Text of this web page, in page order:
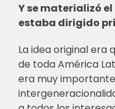
Y se materializó
estaba dirigido
La idea original era
de toda América
era muy